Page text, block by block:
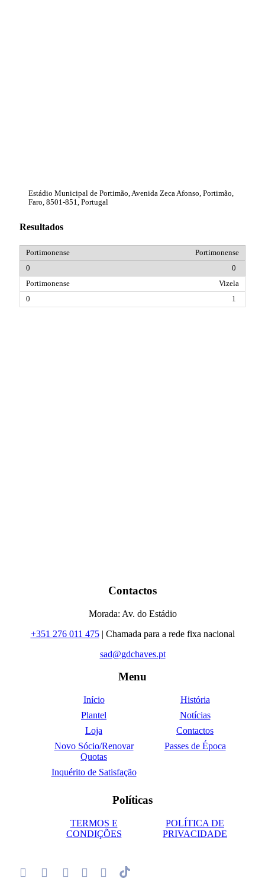
Estádio Municipal de Portimão, Avenida Zeca Afonso, Portimão,
Faro, 8501-851, Portugal
Resultados
Portimonense
0
Vizela
1
Contactos
Morada: Av. do Estádio
+351 276 011 475| Chamada para a rede fixa nacional
sad@gdchaves.pt
Menu
Início
História
Plantel
Notícias
Loja
Contactos
Novo Sócio/Renovar
Quotas
Passes de Época
Inquérito de Satisfação
Políticas
TERMOS E
CONDIÇÕES
POLÍTICA DE
PRIVACIDADE